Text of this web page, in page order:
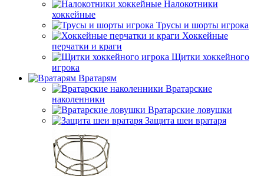
Налокотники
хоккейные
Трусы и шорты игрока
Хоккейные
перчатки и краги
Щитки хоккейного
игрока
Вратарям
Вратарские
наколенники
Вратарские ловушки
Защита шеи вратаря